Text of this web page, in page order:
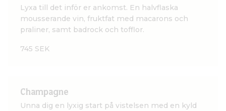
Lyxa till det inför er ankomst. En halvflaska
mousserande vin, fruktfat med macarons och
praliner, samt badrock och tofflor.
745 SEK
Champagne
Unna dig en lyxig start på vistelsen med en kyld